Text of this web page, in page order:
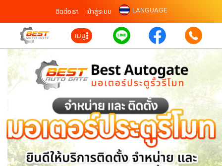
ติดต่อเรา เข้าสู่ระบบ LANGUAGE
เมนู